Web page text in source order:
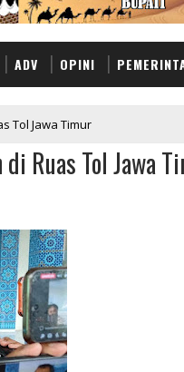
ADV OPINI
Tol Jawa Timur
Ruas Tol Jawa